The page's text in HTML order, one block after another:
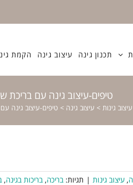
תכנון גינה עיצוב גינה הקמת
טיפים-עיצוב גינה עם בריכת
עיצוב גינות > עיצוב גינה > טיפים-עיצוב גינה
, עיצוב גינות | תגיות: בריכה, בריכות בגינה,